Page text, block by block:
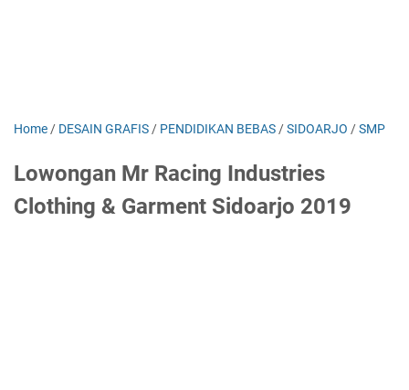
Home / DESAIN GRAFIS / PENDIDIKAN BEBAS /SIDOARJO /SMP
Lowongan Mr Racing Industries
Clothing & Garment Sidoarjo 2019